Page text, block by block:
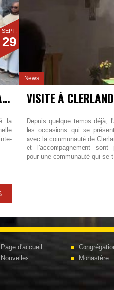
SEPT.
29
LA PROFESSION MONASTIQUE À MAREDRET
la
News
VISITE À
Depuis quelque temps déjà,
les occasions qui se
avec la communauté de
et l'accompagnement sont
pour une communauté qui se
Page d'accueil
Nouvelles
Monastère